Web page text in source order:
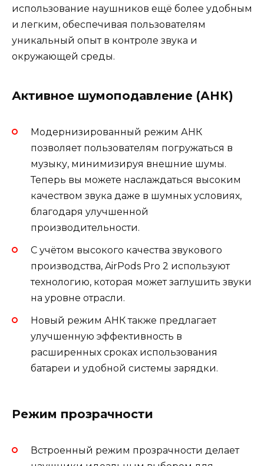
использование наушников ещё более удобным
и легким, обеспечивая пользователям
уникальный опыт в контроле звука и
окружающей среды.
Активное шумоподавление (АНК)
Модернизированный режим АНК
позволяет пользователям погружаться в
музыку, минимизируя внешние шумы.
Теперь вы можете наслаждаться высоким
качеством звука даже в шумных условиях,
благодаря улучшенной
производительности.
С учётом высокого качества звукового
производства, AirPods Pro 2 используют
технологию, которая может заглушить звуки
на уровне отрасли.
Новый режим АНК также предлагает
улучшенную эффективность в
расширенных сроках использования
батареи и удобной системы зарядки.
Режим прозрачности
Встроенный режим прозрачности делает